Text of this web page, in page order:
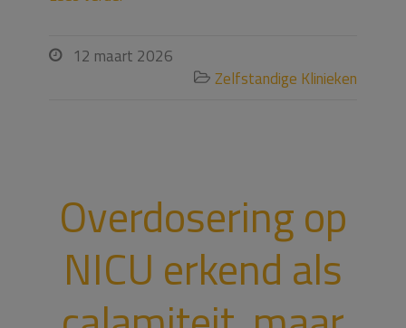
 12 maart 2026
 Zelfstandige Klinieken
Overdosering op
NICU erkend als